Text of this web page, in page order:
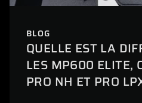
BLOG
QUELLE EST LA
LES MP600 ELITE,
PRO NH ET PRO